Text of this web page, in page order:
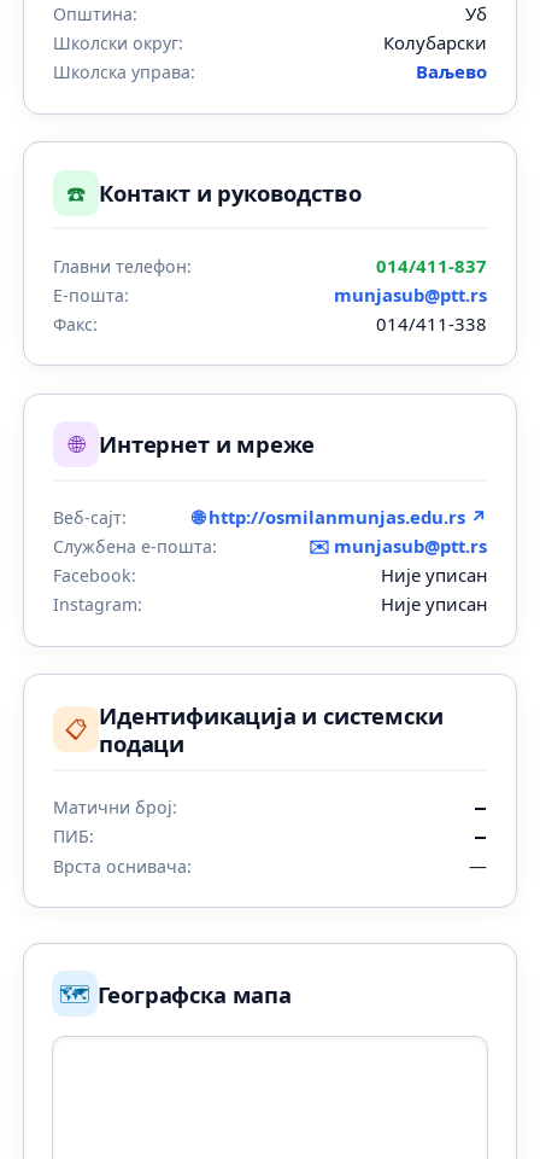
Општина: Уб
Школски округ: Колубарски
Школска управа: Ваљево
☎️ Контакт и руководство
Главни телефон: 014/411-837
Е-пошта: munjasub@ptt.rs
Факс: 014/411-338
🌐 Интернет и мреже
Веб-сајт: 🌐 http://osmilanmunjas.edu.rs ↗
Службена е-пошта: ✉️ munjasub@ptt.rs
Facebook: Није уписан
Instagram: Није уписан
📋 Идентификација и системски
подаци
Матични број: —
ПИБ: —
Врста оснивача: —
🗺️ Географска мапа